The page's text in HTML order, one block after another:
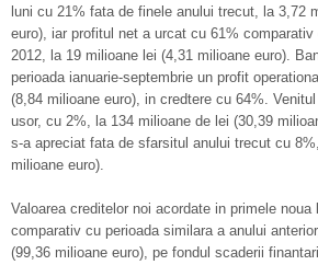
luni cu 21% fata de finele anului trecut, la 3,72
euro), iar profitul net a urcat cu 61%
2012, la 19 milioane lei (4,31 milioane euro).
perioada ianuarie-septembrie un profit
(8,84 milioane euro), in credtere cu 64%.
usor, cu 2%, la 134 milioane de lei (30,39
s-a apreciat fata de sfarsitul anului trecut cu
milioane euro).
Valoarea creditelor noi acordate in primele
comparativ cu perioada similara a anului
(99,36 milioane euro), pe fondul scaderii